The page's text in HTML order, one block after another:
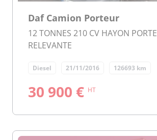
Daf Camion Porteur
12 TONNES 210 CV HAYON PORTE
RELEVANTE
Diesel 21/11/2016 126693 km
30 900 € HT